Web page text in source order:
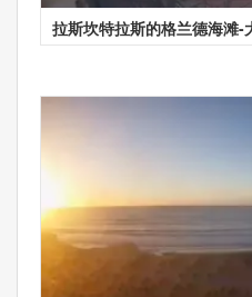
拉斯坎特拉斯的格兰德海滩-